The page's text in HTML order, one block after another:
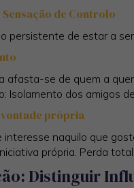
Sensação de Controlo
persistente de estar a
afasta-se de quem a
Isolamento dos amigos
vontade própria
interesse naquilo que
própria. Perda
Distinguir